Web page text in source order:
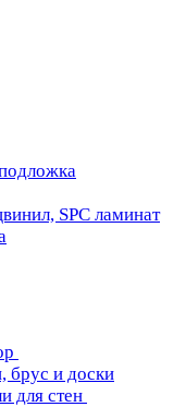
SPC ламинат
брус и доски
для стен